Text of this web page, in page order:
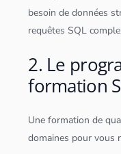
besoin dedonnées
requêtes SQL
2. Le
formation
Une formation de
domaines pour vous